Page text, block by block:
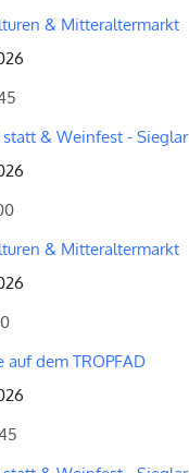
& Mitteraltermarkt
& Weinfest - Sieglar
& Mitteraltermarkt
auf dem TROPFAD